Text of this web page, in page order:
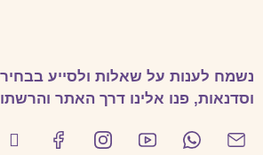
נשמח לענות על שאלות ולסייע
וסדנאות, פנו אלינו דרך האתר